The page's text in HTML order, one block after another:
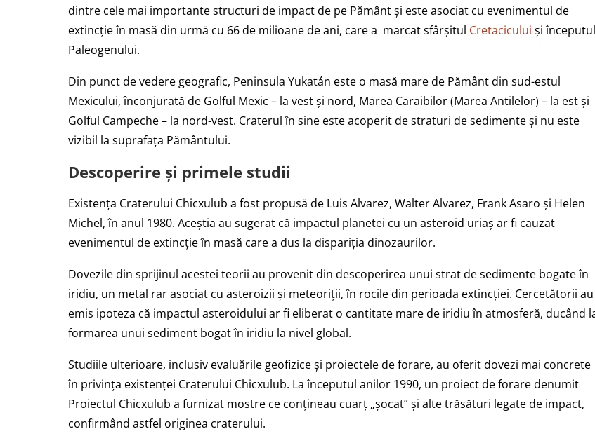
dintre cele mai importante structuri de impact de pe Pământ și este asociat cu evenimentul de
extincție în masă din urmă cu 66 de milioane de ani, care a marcat sfârșitul Cretacicului și începutul
Paleogenului.
Din punct de vedere geografic, Peninsula Yukatán este o masă mare de Pământ din sud-estul
Mexicului, înconjurată de Golful Mexic – la vest și nord, Marea Caraibilor (Marea Antilelor) – la est și
Golful Campeche – la nord-vest. Craterul în sine este acoperit de straturi de sedimente și nu este
vizibil la suprafața Pământului.
Descoperire și primele studii
Existența Craterului Chicxulub a fost propusă de Luis Alvarez, Walter Alvarez, Frank Asaro și Helen
Michel, în anul 1980. Aceștia au sugerat că impactul planetei cu un asteroid uriaș ar fi cauzat
evenimentul de extincție în masă care a dus la dispariția dinozaurilor.
Dovezile din sprijinul acestei teorii au provenit din descoperirea unui strat de sedimente bogate în
iridiu, un metal rar asociat cu asteroizii și meteoriții, în rocile din perioada extincției. Cercetătorii au
emis ipoteza că impactul asteroidului ar fi eliberat o cantitate mare de iridiu în atmosferă, ducând
formarea unui sediment bogat în iridiu la nivel global.
Studiile ulterioare, inclusiv evaluările geofizice și proiectele de forare, au oferit dovezi mai concrete
în privința existenței Craterului Chicxulub. La începutul anilor 1990, un proiect de forare denumit
Proiectul Chicxulub a furnizat mostre ce conțineau cuarț „șocat” și alte trăsături legate de impact,
confirmând astfel originea craterului.